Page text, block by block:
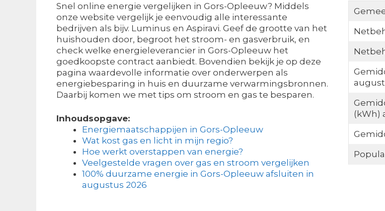
Snel online energie vergelijken in Gors-Opleeuw? Middels
onze website vergelijk je eenvoudig alle interessante
bedrijven als bijv. Luminus en Aspiravi. Geef de grootte van het
huishouden door, begroot het stroom- en gasverbruik, en
check welke energieleverancier in Gors-Opleeuw het
goedkoopste contract aanbiedt. Bovendien bekijk je op deze
pagina waardevolle informatie over onderwerpen als
energiebesparing in huis en duurzame verwarmingsbronnen.
Daarbij komen we met tips om stroom en gas te besparen.
Inhoudsopgave:
Energiemaatschappijen in Gors-Opleeuw
Wat kost gas en licht in mijn regio?
Hoe werkt overstappen van energie?
Veelgestelde vragen over gas en stroom vergelijken
100% duurzame energie in Gors-Opleeuw afsluiten in
augustus 2026
(kWh)